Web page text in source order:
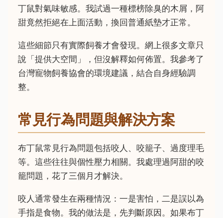
丁鼠對氣味敏感。我試過一種標榜除臭的木屑，阿
甜竟然拒絕在上面活動，換回普通紙墊才正常。
這些細節只有實際飼養才會發現。網上很多文章只
說「提供大空間」，但沒解釋如何佈置。我參考了
台灣寵物飼養協會的環境建議，結合自身經驗調
整。
常見行為問題與解決方案
布丁鼠常見行為問題包括咬人、咬籠子、過度理毛
等。這些往往與個性壓力相關。我處理過阿甜的咬
籠問題，花了三個月才解決。
咬人通常發生在兩種情況：一是害怕，二是誤以為
手指是食物。我的做法是，先判斷原因。如果布丁